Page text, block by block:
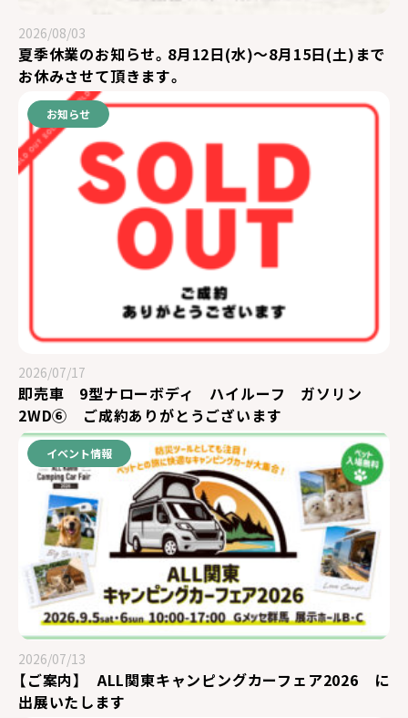
2026/08/03
夏季休業のお知らせ。8月12日(水)～8月15日(土)まで
お休みさせて頂きます。
お知らせ
2026/07/17
即売車 9型ナローボディ ハイルーフ ガソリン
2WD⑥ ご成約ありがとうございます
イベント情報
2026/07/13
【ご案内】 ALL関東キャンピングカーフェア2026 に
出展いたします